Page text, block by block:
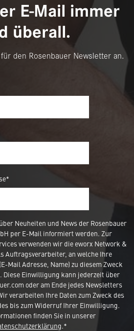
E-Mail immer
überall.
den Rosenbauer Newsletter an.
Neuheiten und News der Rosenbauer
per E-Mail informiert werden. Zur
verwenden wir die eworx Network &
Auftragsverarbeiter, an welche Ihre
Mail Adresse, Name) zu diesem Zweck
Einwilligung kann jederzeit über
oder am Ende jedes Newsletters
verarbeiten Ihre Daten zum Zweck des
bis zum Widerruf Ihrer Einwilligung.
finden Sie in unserer
.*